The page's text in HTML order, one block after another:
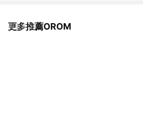
更多推薦OROM
看更多